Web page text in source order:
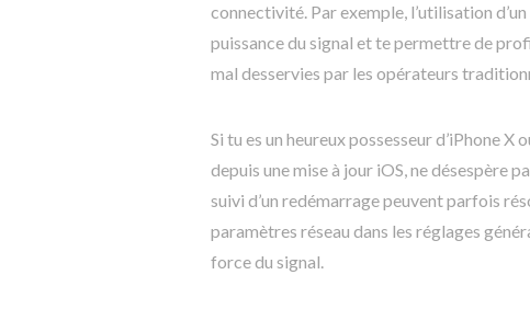
connectivité. Par exemple, l’utilisation
puissance du signal et te permettre de
mal desservies par les opérateurs
Si tu es un heureux possesseur d’iPhone
depuis une mise à jour iOS, ne désespère
suivi d’un redémarrage peuvent parfois
paramètres réseau dans les réglages
force du signal.